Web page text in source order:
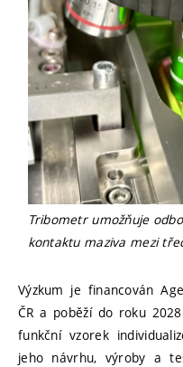
Tribometr umožňuje
kontaktu maziva mezi
Výzkum je financován
ČR a poběží do roku
funkční vzorek
jeho návrhu, výroby a